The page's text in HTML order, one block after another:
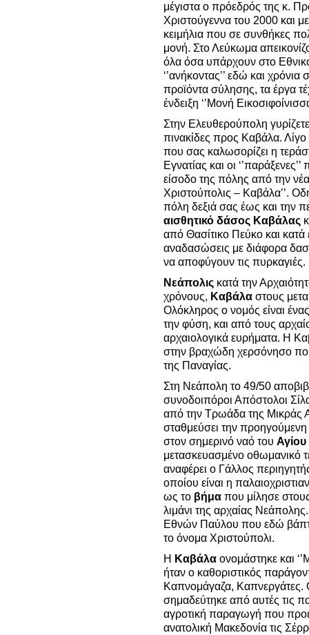
μέγιστα ο πρόεδρός της κ.
Χριστούγεννα του 2000 και
κειμήλια που σε συνθήκες
μονή. Στο Λεύκωμα
όλα όσα υπάρχουν στο
‘’ανήκοντας’’ εδώ και
προϊόντα σύλησης, τα έργα
ένδειξη ‘’Μονή
Στην Ελευθερούπολη
πινακίδες προς Καβάλα. Λίγο
που σας καλωσορίζει η
Εγνατίας και οι
είσοδο της πόλης από την
Χριστούπολις – Καβάλα’’.
πόλη δεξιά σας έως και την
αισθητικό δάσος Καβάλας
από Θασίτικο Πεύκο και
αναδασώσεις με διάφορα
να αποφύγουν τις
Νεάπολις κατά την
χρόνους, Καβάλα στους
Ολόκληρος ο νομός είναι
την φύση, και από τους
αρχαιολογικά ευρήματα. Η
στην βραχώδη χερσόνησο
της Παναγίας.
Στη Νεάπολη το 49/50
συνοδοιπόροι Απόστολοι
από την Τρωάδα της Μικράς
σταθμεύσει την
στον σημερινό ναό του
μετασκευασμένο οθωμανικό
αναφέρει ο Γάλλος
οποίου είναι η
ως το βήμα που μίλησε
λιμάνι της αρχαίας
Εθνών Παύλου που εδώ
το όνομα Χριστούπολι.
Η Καβάλα ονομάστηκε και
ήταν ο καθοριστικός
Καπνομάγαζα, Καπνεργάτες.
σημαδεύτηκε από αυτές τις
αγροτική παραγωγή που
ανατολική Μακεδονία τις